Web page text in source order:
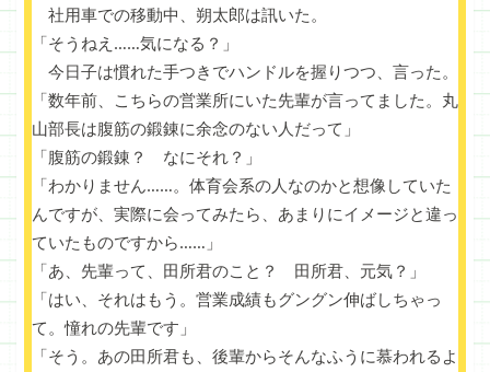
社用車での移動中、朔太郎は訊いた。
「そうねえ……気になる？」
今日子は慣れた手つきでハンドルを握りつつ、言った。
「数年前、こちらの営業所にいた先輩が言ってました。丸
山部長は腹筋の鍛錬に余念のない人だって」
「腹筋の鍛錬？ なにそれ？」
「わかりません……。体育会系の人なのかと想像していた
んですが、実際に会ってみたら、あまりにイメージと違っ
ていたものですから……」
「あ、先輩って、田所君のこと？ 田所君、元気？」
「はい、それはもう。営業成績もグングン伸ばしちゃっ
て。憧れの先輩です」
「そう。あの田所君も、後輩からそんなふうに慕われるよ